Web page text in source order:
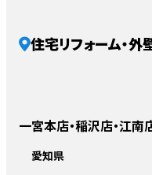
住宅リフォーム・
一宮本店・稲沢店・江南
愛知県